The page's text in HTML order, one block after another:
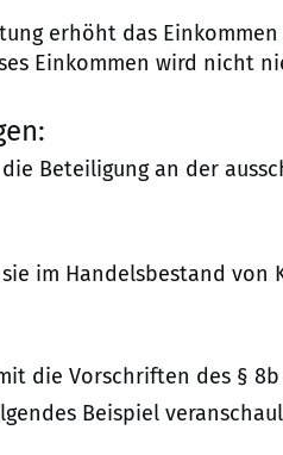
erhöht das
Einkommen wird nicht
Beteiligung an der
im Handelsbestand
die Vorschriften des §
Beispiel